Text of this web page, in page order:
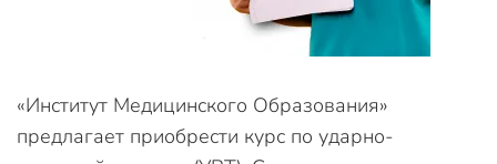
«Институт Медицинского Образования»
предлагает приобрести курс по ударно-